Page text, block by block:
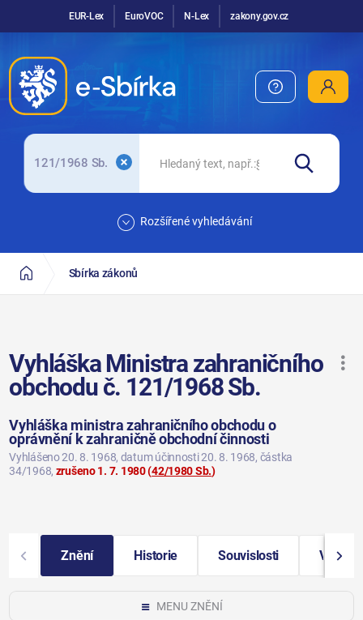
EUR-Lex EuroVOC N-Lex zakony.gov.cz
121/1968 Sb.
Rozšířené vyhledávání
Sbírka zákonů
Vyhláška Ministra zahraničního
obchodu č. 121/1968 Sb.
Vyhláška ministra zahraničního obchodu o
oprávnění k zahraničně obchodní činnosti
Vyhlášeno 20. 8. 1968, datum účinnosti 20. 8. 1968, částka
34/1968, zrušeno 1. 7. 1980(42/1980 Sb.)
Znění Historie Souvislosti
MENU ZNĚNÍ